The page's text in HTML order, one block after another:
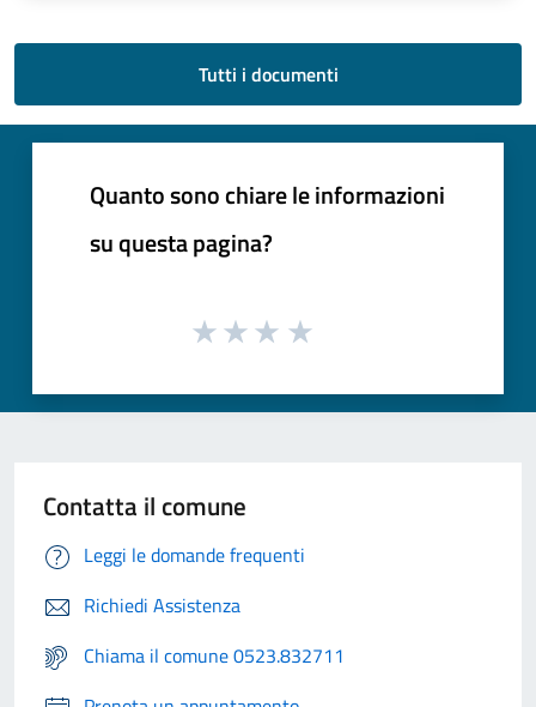
Tutti i documenti
Quanto sono chiare le informazioni
su questa pagina?
Contatta il comune
Leggi le domande frequenti
Richiedi Assistenza
Chiama il comune 0523.832711